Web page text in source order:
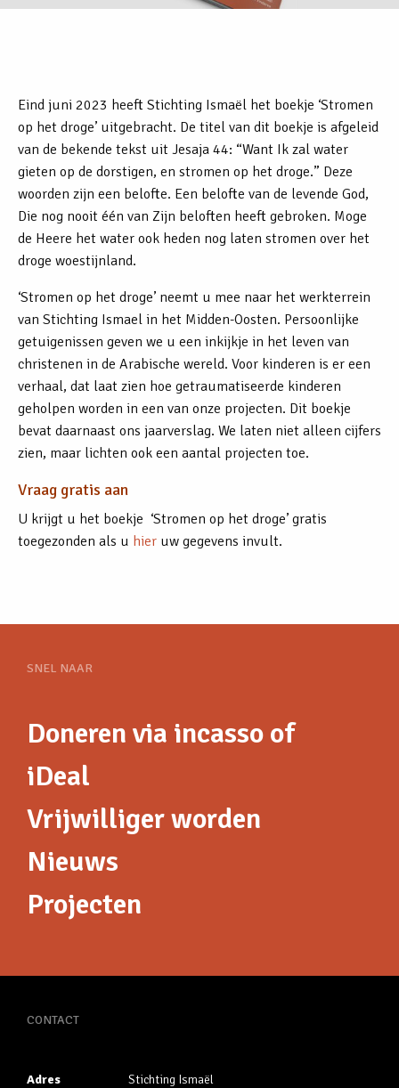
Eind juni 2023 heeft Stichting Ismaël het boekje ‘Stromen
op het droge’ uitgebracht. De titel van dit boekje is afgeleid
van de bekende tekst uit Jesaja 44: “Want Ik zal water
gieten op de dorstigen, en stromen op het droge.” Deze
woorden zijn een belofte. Een belofte van de levende God,
Die nog nooit één van Zijn beloften heeft gebroken. Moge
de Heere het water ook heden nog laten stromen over het
droge woestijnland.
‘Stromen op het droge’ neemt u mee naar het werkterrein
van Stichting Ismael in het Midden-Oosten. Persoonlijke
getuigenissen geven we u een inkijkje in het leven van
christenen in de Arabische wereld. Voor kinderen is er een
verhaal, dat laat zien hoe getraumatiseerde kinderen
geholpen worden in een van onze projecten. Dit boekje
bevat daarnaast ons jaarverslag. We laten niet alleen cijfers
zien, maar lichten ook een aantal projecten toe.
Vraag gratis aan
U krijgt u het boekje ‘Stromen op het droge’ gratis
toegezonden als u hier uw gegevens invult.
SNEL NAAR
Doneren via incasso of
iDeal
Vrijwilliger worden
Nieuws
Projecten
CONTACT
Adres Stichting Ismaël